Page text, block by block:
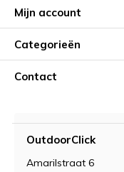
Mijn account
Categorieën
Contact
OutdoorClick
Amarilstraat 6